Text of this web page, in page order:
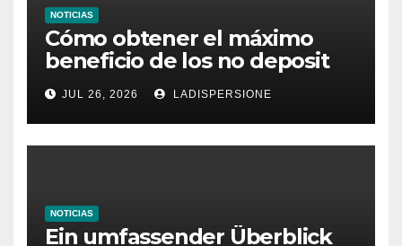
NOTICIAS
Cómo obtener el máximo
beneficio de los no deposit
bonus codes de roby casino
JUL 26, 2026 LADISPERSIONE
NOTICIAS
Ein umfassender Überblick